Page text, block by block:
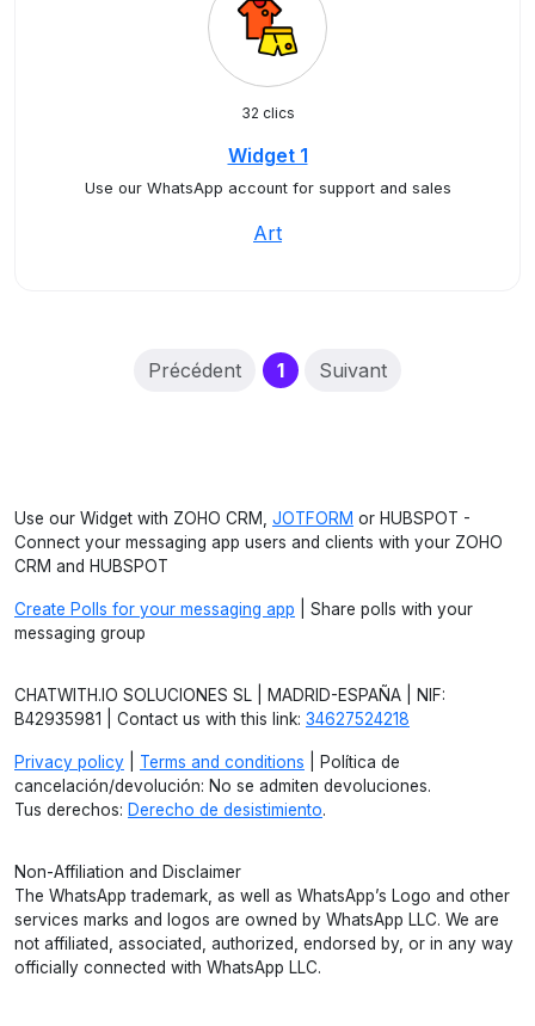
32 clics
Widget 1
Use our WhatsApp account for support and sales
Art
Précédent 1(current)
Suivant
Use our Widget with ZOHO CRM, JOTFORM or HUBSPOT -
Connect your messaging app users and clients with your ZOHO
CRM and HUBSPOT
Create Polls for your messaging app | Share polls with your
messaging group
CHATWITH.IO SOLUCIONES SL | MADRID-ESPAÑA | NIF:
B42935981 | Contact us with this link: 34627524218
Privacy policy Terms and conditions | Política de
cancelación/devolución: No se admiten devoluciones.
Tus derechos: Derecho de desistimiento.
Non-Affiliation and Disclaimer
The WhatsApp trademark, as well as WhatsApp’s Logo and other
services marks and logos are owned by WhatsApp LLC. We are
not affiliated, associated, authorized, endorsed by, or in any way
officially connected with WhatsApp LLC.